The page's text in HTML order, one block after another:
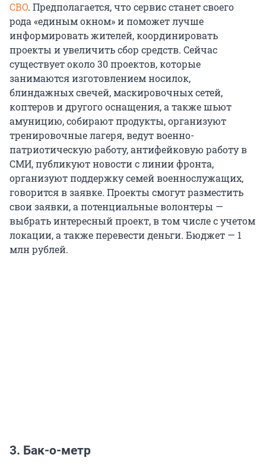
СВО. Предполагается, что сервис станет своего
рода «единым окном» и поможет лучше
информировать жителей, координировать
проекты и увеличить сбор средств. Сейчас
существует около 30 проектов, которые
занимаются изготовлением носилок,
блиндажных свечей, маскировочных сетей,
коптеров и другого оснащения, а также шьют
амуницию, собирают продукты, организуют
тренировочные лагеря, ведут военно-
патриотическую работу, антифейковую работу в
СМИ, публикуют новости с линии фронта,
организуют поддержку семей военнослужащих,
говорится в заявке. Проекты смогут разместить
свои заявки, а потенциальные волонтеры —
выбрать интересный проект, в том числе с учетом
локации, а также перевести деньги. Бюджет — 1
млн рублей.
3. Бак-о-метр